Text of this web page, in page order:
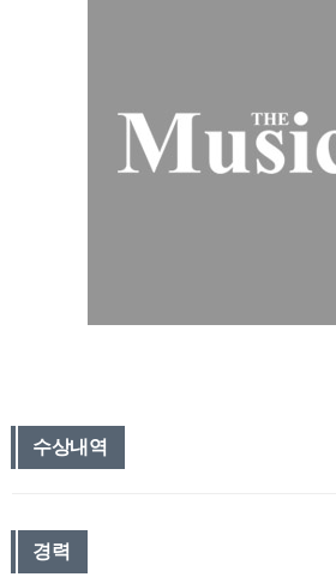
수상내역
경력